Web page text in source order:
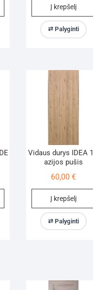
Į krepšelį
⇄ Palyginti
Vidaus durys IDEA
azijos pušis
60,00€
Į krepšelį
⇄ Palyginti